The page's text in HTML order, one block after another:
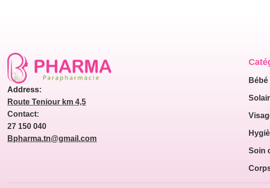
Address:
Route Teniour km 4,5
Contact:
27 150 040
Bpharma.tn@gmail.com
Bébé
Soin